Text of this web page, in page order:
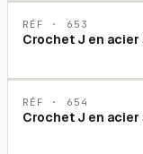
RÉF · 653
Crochet J en acier
RÉF · 654
Crochet J en acier